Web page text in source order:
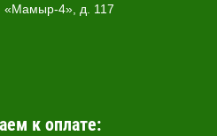
«Мамыр-4», д. 117
к оплате: